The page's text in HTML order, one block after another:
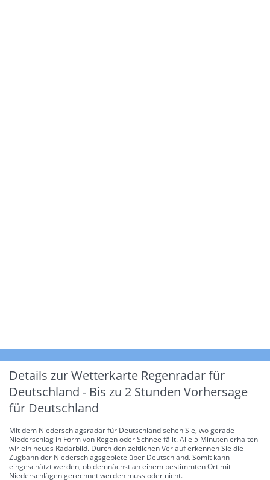
Details zur Wetterkarte Regenradar für
Deutschland - Bis zu 2 Stunden Vorhersage
für Deutschland
Mit dem Niederschlagsradar für Deutschland sehen Sie, wo gerade
Niederschlag in Form von Regen oder Schnee fällt. Alle 5 Minuten erhalten
wir ein neues Radarbild. Durch den zeitlichen Verlauf erkennen Sie die
Zugbahn der Niederschlagsgebiete über Deutschland. Somit kann
eingeschätzt werden, ob demnächst an einem bestimmten Ort mit
Niederschlägen gerechnet werden muss oder nicht.